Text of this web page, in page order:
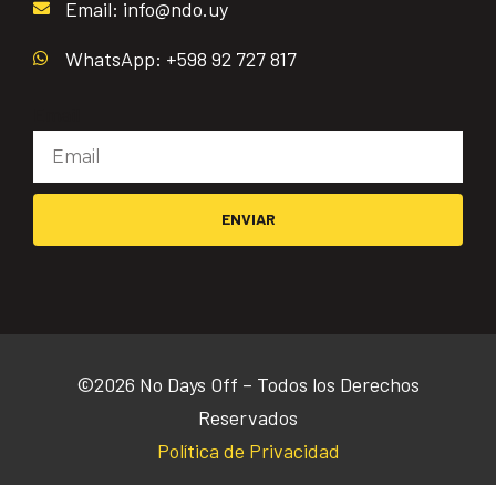
Email: info@ndo.uy
WhatsApp: +598 92 727 817
ENVIAR
©2026 No Days Off – Todos los Derechos
Reservados
Política de Privacidad